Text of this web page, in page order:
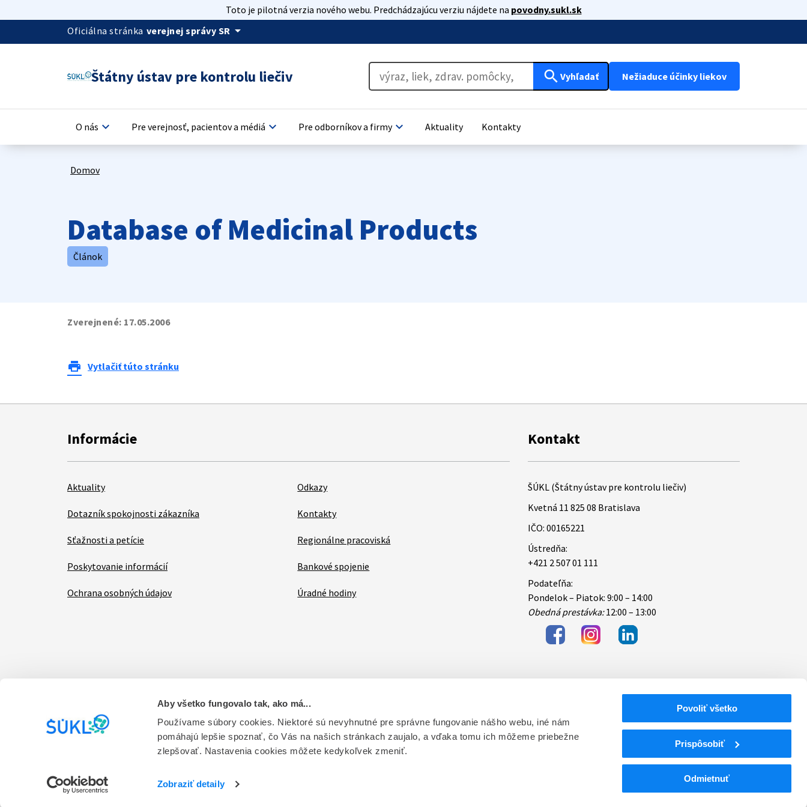
Aby všetko fungovalo tak, ako má...
Používame súbory cookies. Niektoré sú nevyhnutné pre správne fungovanie nášho webu, iné nám
pomáhajú lepšie spoznať, čo Vás na našich stránkach zaujalo, a vďaka tomu ich môžeme priebežne
zlepšovať. Nastavenia cookies môžete kedykoľvek zmeniť.
Zobraziť detaily
Povoliť všetko
Prispôsobiť
Odmietnuť
Toto je pilotná verzia nového webu. Predchádzajúcu verziu nájdete na povodny.sukl.sk
Oficiálna stránka verejnej správy SR arrow_drop_down
Štátny ústav pre kontrolu liečiv search Vyhľadať Nežiaduce účinky liekov
O nás keyboard_arrow_down Pre verejnosť, pacientov a médiá keyboard_arrow_down Pre odborníkov a firmykeyboard_arrow_down Aktuality Kontakty
Domov
Database of Medicinal Products
Článok
Zverejnené: 17.05.2006
print Vytlačiť túto stránku
Informácie
Aktuality
Dotazník spokojnosti zákazníka
Sťažnosti a petície
Poskytovanie informácií
Ochrana osobných údajov
Odkazy
Kontakty
Regionálne pracoviská
Bankové spojenie
Úradné hodiny
Kontakt
ŠÚKL (Štátny ústav pre kontrolu liečiv)
Kvetná 11 825 08 Bratislava
IČO: 00165221
Ústredňa:
+421 2 507 01 111
Podateľňa:
Pondelok – Piatok: 9:00 – 14:00
Obedná prestávka:12:00 – 13:00
Items
Vyhlásenie o prístupnosti Kontakt na prevádzkovateľa RSS Oznamy Databázy a servis Základné zásady bezpečnosti
Prevádzkovateľom stránky je Štátny ústav pre kontrolu liečiv. Vytvorené v súlade s Jednotným dizajn manuálom elektronických